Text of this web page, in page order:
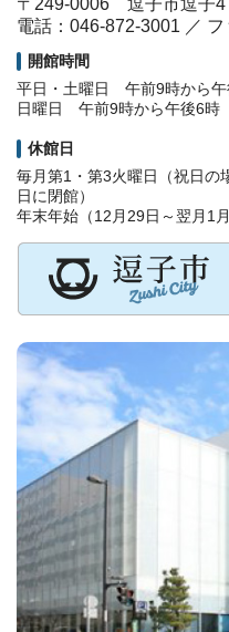
電話：046-872-3001 ／
開館時間
平日・土曜日 午前9時から午
日曜日 午前9時から午後6時
休館日
毎月第1・第3火曜日（祝日の
日に閉館）
年末年始（12月29日～翌月1月